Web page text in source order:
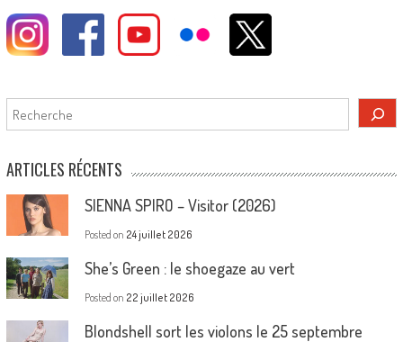
Rechercher
ARTICLES RÉCENTS
SIENNA SPIRO – Visitor (2026)
Posted on 24 juillet 2026
She’s Green : le shoegaze au vert
Posted on 22 juillet 2026
Blondshell sort les violons le 25 septembre